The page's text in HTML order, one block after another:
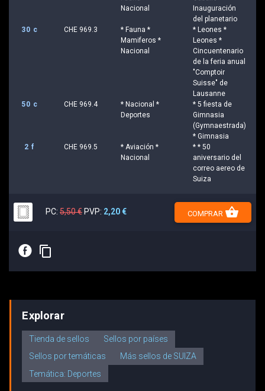
Nacional
Inauguración
del planetario
30 c
CHE 969.3
* Fauna *
Mamiferos *
Nacional
* Leones *
Leones *
Cincuentenario
de la feria anual
"Comptoir
Suisse" de
Lausanne
50 c
CHE 969.4
* Nacional *
Deportes
* 5 fiesta de
Gimnasia
(Gymnaestrada)
* Gimnasia
2 f
CHE 969.5
* Aviación *
Nacional
* * 50
aniversario del
correo aereo de
Suiza
PC: 5,50 € PVP: 2,20 € COMPRAR shopping_basket
E content_copy
Explorar
Tienda de sellos
Sellos por países
Sellos por temáticas
Más sellos de SUIZA
Temática: Deportes